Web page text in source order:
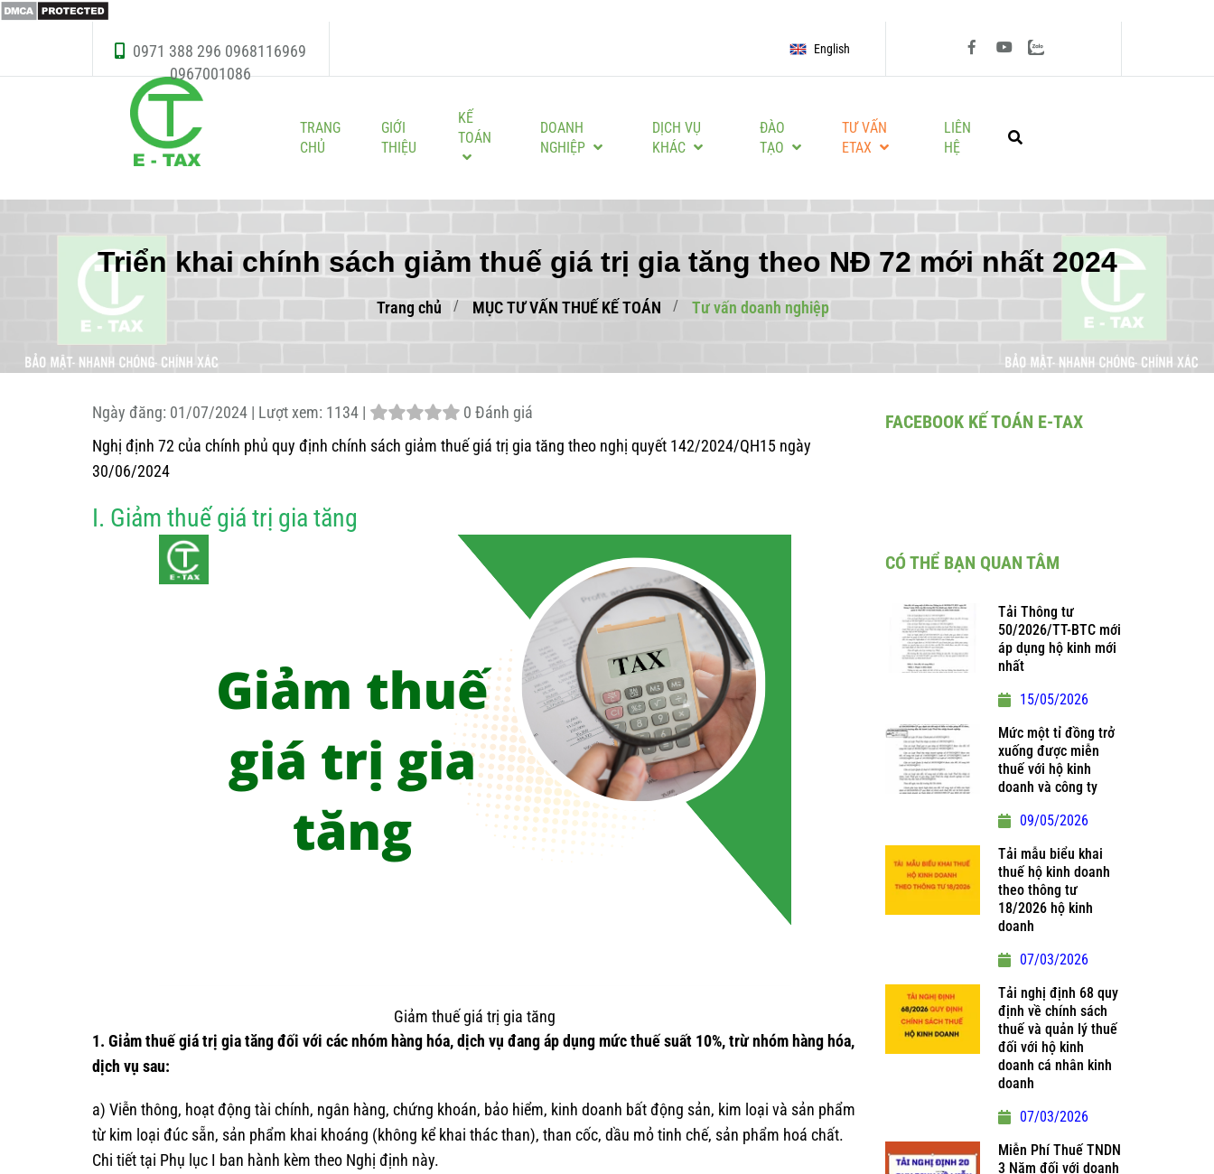
Triển khai chính sách giảm thuế giá trị gia tăng theo NĐ 72 mới nhất 2024
Trang chủ MỤC TƯ VẤN THUẾ KẾ TOÁN Tư vấn doanh nghiệp
Ngày đăng: 01/07/2024 | Lượt xem: 1134 |
0 Đánh giá
Nghị định 72 của chính phủ quy định chính sách giảm thuế giá trị gia tăng theo nghị quyết 142/2024/QH15 ngày
30/06/2024
I. Giảm thuế giá trị gia tăng
Giảm thuế giá trị gia tăng
1. Giảm thuế giá trị gia tăng đối với các nhóm hàng hóa, dịch vụ đang áp dụng mức thuế suất 10%, trừ nhóm hàng hóa,
dịch vụ sau:
a) Viễn thông, hoạt động tài chính, ngân hàng, chứng khoán, bảo hiểm, kinh doanh bất động sản, kim loại và sản phẩm
từ kim loại đúc sẵn, sản phẩm khai khoáng (không kể khai thác than), than cốc, dầu mỏ tinh chế, sản phẩm hoá chất.
Chi tiết tại Phụ lục I ban hành kèm theo Nghị định này.
FACEBOOK KẾ TOÁN E-TAX
CÓ THỂ BẠN QUAN TÂM
Tải Thông tư
50/2026/TT-BTC mới
áp dụng hộ kinh mới
nhất
15/05/2026
Mức một tỉ đồng trở
xuống được miễn
thuế với hộ kinh
doanh và công ty
09/05/2026
Tải mẫu biểu khai
thuế hộ kinh doanh
theo thông tư
18/2026 hộ kinh
doanh
07/03/2026
Tải nghị định 68 quy
định về chính sách
thuế và quản lý thuế
đối với hộ kinh
doanh cá nhân kinh
doanh
07/03/2026
Miễn Phí Thuế TNDN
3 Năm đối với doanh
0971 388 296 0968116969
0967001086
English
TRANG
CHỦ
GIỚI
THIỆU
KẾ
TOÁN
DOANH
NGHIỆP
DỊCH VỤ
KHÁC
ĐÀO
TẠO
TƯ VẤN
ETAX
LIÊN
HỆ